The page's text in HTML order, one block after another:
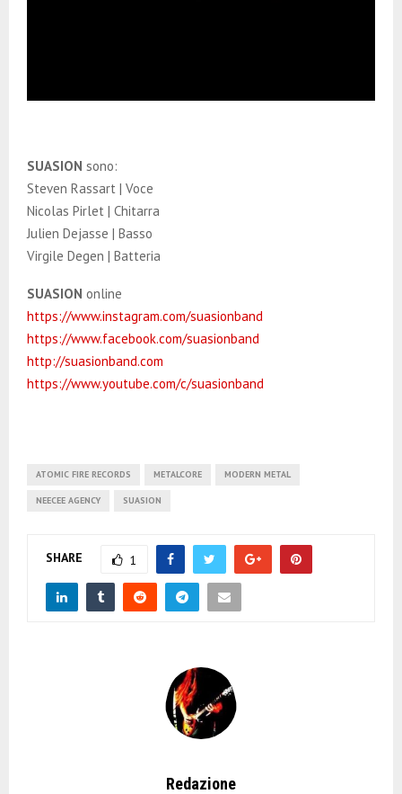
SUASION sono:
Steven Rassart | Voce
Nicolas Pirlet | Chitarra
Julien Dejasse | Basso
Virgile Degen | Batteria
SUASION online
https://www.instagram.com/suasionband
https://www.facebook.com/suasionband
http://suasionband.com
https://www.youtube.com/c/suasionband
ATOMIC FIRE RECORDS METALCORE MODERN METAL
NEECEE AGENCY SUASION
SHARE 1
Redazione